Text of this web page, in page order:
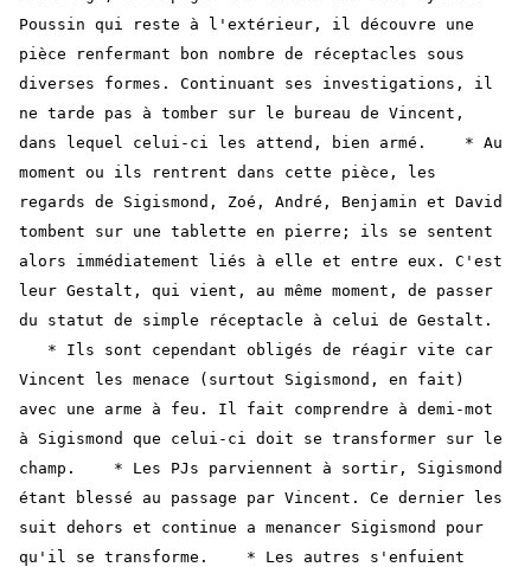
Poussin qui reste à l'extérieur, il découvre une
pièce renfermant bon nombre de réceptacles sous
diverses formes. Continuant ses investigations, il
ne tarde pas à tomber sur le bureau de Vincent,
dans lequel celui-ci les attend, bien armé. * Au
moment ou ils rentrent dans cette pièce, les
regards de Sigismond, Zoé, André, Benjamin et David
tombent sur une tablette en pierre; ils se sentent
alors immédiatement liés à elle et entre eux. C'est
leur Gestalt, qui vient, au même moment, de passer
du statut de simple réceptacle à celui de Gestalt.
* Ils sont cependant obligés de réagir vite car
Vincent les menace (surtout Sigismond, en fait)
avec une arme à feu. Il fait comprendre à demi-mot
à Sigismond que celui-ci doit se transformer sur le
champ. * Les PJs parviennent à sortir, Sigismond
étant blessé au passage par Vincent. Ce dernier les
suit dehors et continue a menancer Sigismond pour
qu'il se transforme. * Les autres s'enfuient